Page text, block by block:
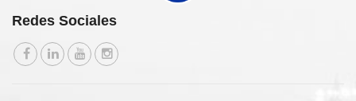
Redes Sociales